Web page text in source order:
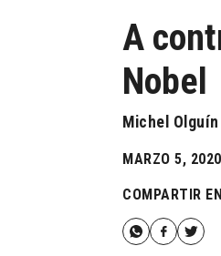
A
Nobel
Michel
MARZO 5, 2020
COMPARTIR